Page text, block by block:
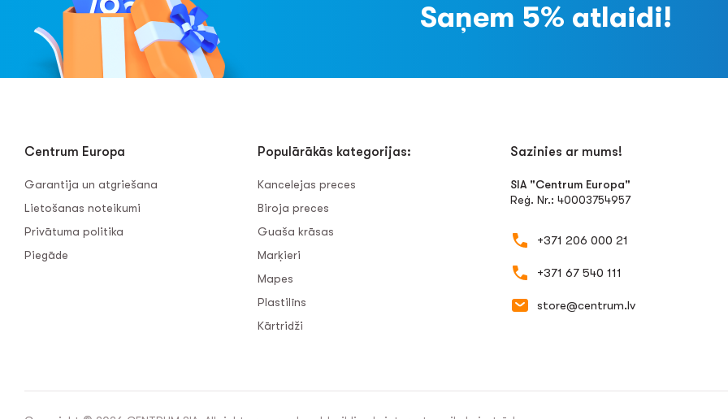
Saņem 5% atlaidi!
Centrum Europa
Garantija un atgriešana
Lietošanas noteikumi
Privātuma politika
Piegāde
Populārākās kategorijas:
Kancelejas preces
Biroja preces
Guaša krāsas
Marķieri
Mapes
Plastilīns
Kārtridži
Sazinies ar mums!
SIA "Centrum Europa"
Reģ. Nr.: 40003754957
+371 206 000 21
+371 67 540 111
store@centrum.lv